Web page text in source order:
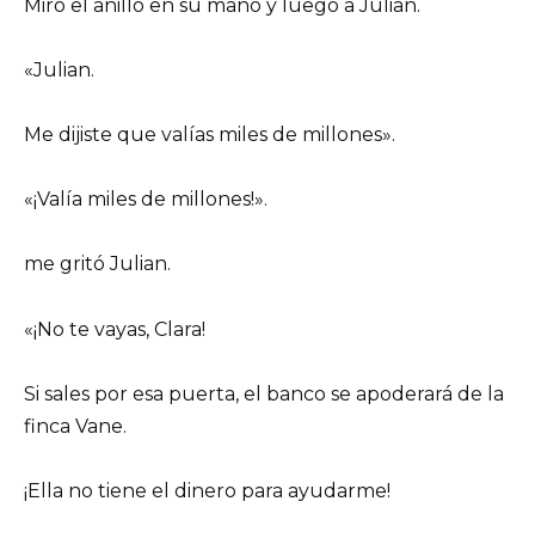
Miró el anillo en su mano y luego a Julian.
«Julian.
Me dijiste que valías miles de millones».
«¡Valía miles de millones!».
me gritó Julian.
«¡No te vayas, Clara!
Si sales por esa puerta, el banco se apoderará de la
finca Vane.
¡Ella no tiene el dinero para ayudarme!